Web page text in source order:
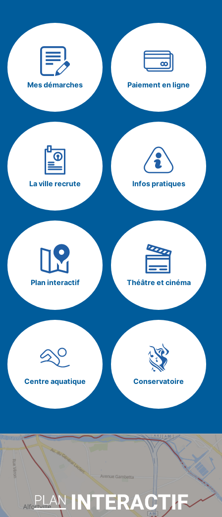
Mes démarches Paiement en ligne
La ville recrute Infos pratiques
Plan interactif Théâtre et cinéma
Centre aquatique Conservatoire